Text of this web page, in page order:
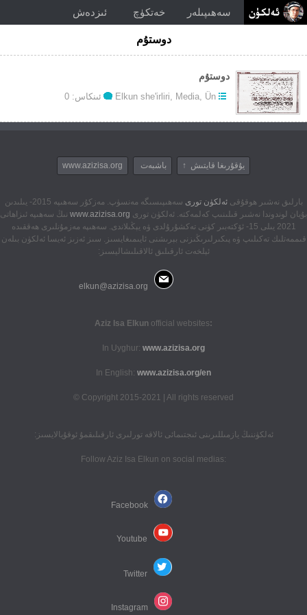
سەھىپىلەر خەتكۈچ ئىزدەش
دوستۇم
دوستۇم
Elkun she'irliri, Media, Ün ئىنكاس: 0
يۇقۇرىغا قايتىش ↑ باشبەت www.azizisa.org
بارلىق نەشىر ھوقۇقىئەلكۈن تورى
سەھىپىسىگە مەنسۈپ. مەزكۇر سەھىپە 2015- يىلىدىن
بۇيان لوندوندا نەشىر قىلىنىپ كەلمەكتە. ئەلكۈن تورى www.azizisa.org نىڭ سەھىپە ئىزاھاتى
2021 يىلى 15- ئۆكتەبىر كۈنى تەكشۇرۇلدى ۋە يېڭىلاندى. سەھىپە مەزمۇنلىرى ھەققىدە
قىممەتلىك تەكىلىپ ۋە پىكىرلىرىڭىزنى بېرىشنى ئايىمىغايسىز. سىز ئەزىز ئەيسا ئەلكۈن بىلەن
ئېلخەت ئارقىلىق ئالاقىلىشاليسىز:
:Aziz Isa Elkun
official websites
In Uyghur: www.azizisa.org
In English: www.azizisa.org/en
Copyright 2015-2021 | All rights reserved ©
ئەلكۈننىڭ يازمىللىرىنى ئىجتىمائى ئالاقە تورلىرى ئارقىلىقمۇ ئوقۇيالايسىز:
:Follow Aziz Isa Elkun on social medias